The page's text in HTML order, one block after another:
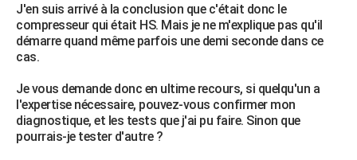
J'en suis arrivé à la conclusion que c'était donc le
compresseur qui était HS. Mais je ne m'explique pas qu'il
démarre quand même parfois une demi seconde dans ce
cas.
Je vous demande donc en ultime recours, si quelqu'un a
l'expertise nécessaire, pouvez-vous confirmer mon
diagnostique, et les tests que j'ai pu faire. Sinon que
pourrais-je tester d'autre ?